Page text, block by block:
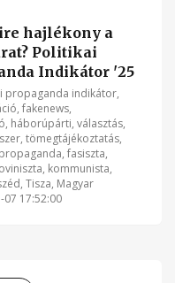
hajlékony a
Politikai
Indikátor '25
propaganda indikátor,
,fakenews,
, háborúpárti,választás,
,tömegtájékoztatás,
propaganda,fasiszta,
, kommunista,
,Tisza, Magyar
07 17:52:00